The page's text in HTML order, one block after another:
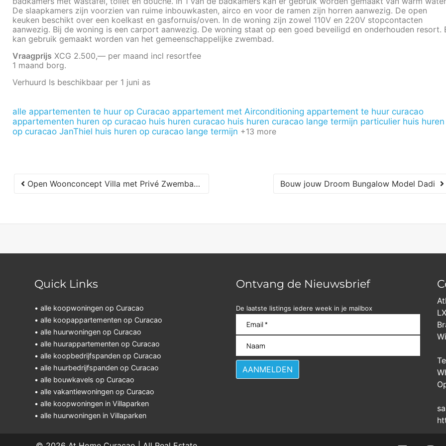
De slaapkamers zijn voorzien van ruime inbouwkasten, airco en voor de ramen zijn horren aanwezig. De open
keuken beschikt over een koelkast en gasfornuis/oven. In de woning zijn zowel 110V en 220V stopcontacten
aanwezig. Bij de woning is een carport aanwezig. De woning staat op een goed beveiligd en onderhouden resort.
kan gebruik gemaakt worden van het gemeenschappelijke zwembad.
Vraagprijs XCG 2.500,— per maand incl resortfee
1 maand borg.
Verhuurd Is beschikbaar per 1 juni as
alle appartementen te huur op Curacao appartement met Airconditioning appartement te huur curacao
appartementen huren op curacao huis huren curacao huis huren curacao lange termijn particulier huis huren
op curacao JanThiel huis huren op curacao lange termijn +13 more
Open Woonconcept Villa met Privé Zwembad in Penstraat Te Koop Bouw jouw Droom Bungalow Model Dadi
Quick Links
• alle koopwoningen op Curacao
• alle koopappartementen op Curacao
• alle huurwoningen op Curacao
• alle huurappartementen op Curacao
• alle koopbedrijfspanden op Curacao
• alle huurbedrijfspanden op Curacao
• alle bouwkavels op Curacao
• alle vakantiewoningen op Curacao
• alle koopwoningen in Villaparken
• alle huurwoningen in Villaparken
Ontvang de Nieuwsbrief
De laatste listings iedere week in je mailbox